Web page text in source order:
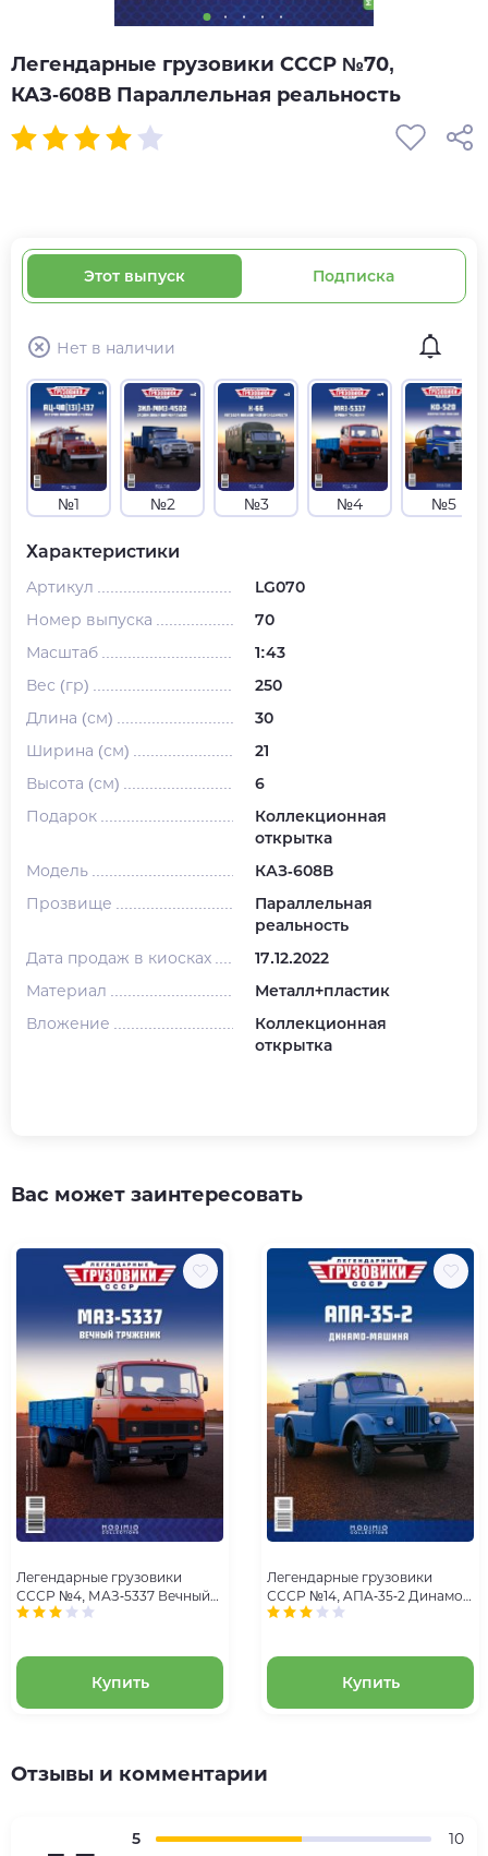
Легендарные грузовики СССР №70,
КАЗ-608В Параллельная реальность
Этот выпуск Подписка
Нет в наличии
№1 №2 №3 №4 №5
Характеристики
Артикул
LG070
Номер выпуска
70
Масштаб
1:43
Вес (гр)
250
Длина (см)
30
Ширина (см)
21
Высота (см)
6
Подарок
Коллекционная
открытка
Модель
КАЗ-608В
Прозвище
Параллельная
реальность
Дата продаж в киосках
17.12.2022
Материал
Металл+пластик
Вложение
Коллекционная
открытка
Вас может заинтересовать
Легендарные грузовики
СССР №4, МАЗ-5337 Вечный
труженик
Купить
Легендарные грузовики
СССР №14, AПA-35-2 Динамо-
машина
Купить
Отзывы и комментарии
5
10